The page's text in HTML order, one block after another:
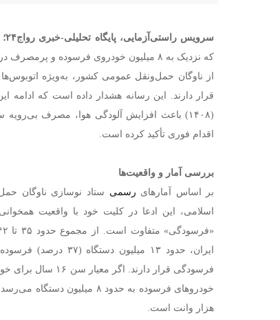
سرویس راستی‌آزمایی، پایگاه تحلیلی-خبری رواج۲۴؛
که نزدیک به ۸ میلیون خودروی فرسوده و
از ناوگان حمل‌ونقل عمومی کشور، به‌ویژه
قرار دارند. این رسانه هشدار داده است که ادامه
(۱۴۰۸) باعث افزایش آلودگی هوا، مصرف
اقدام فوری تأکید کرده است.
بررسی آمار و واقعیت‌ها
بر اساس آمارهای رسمی ستاد نوسازی ناوگان
اسلامی، این ادعا در کلیت خود با واقعیت
فرسودگی قرار دارند. اگر معیار سن ۱۶ سال برای خودروهای
هزار وانت است.